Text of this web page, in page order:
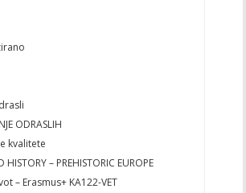
ODRASLIH
kvalitete
HISTORY – PREHISTORIC EUROPE
– Erasmus+ KA122-VET